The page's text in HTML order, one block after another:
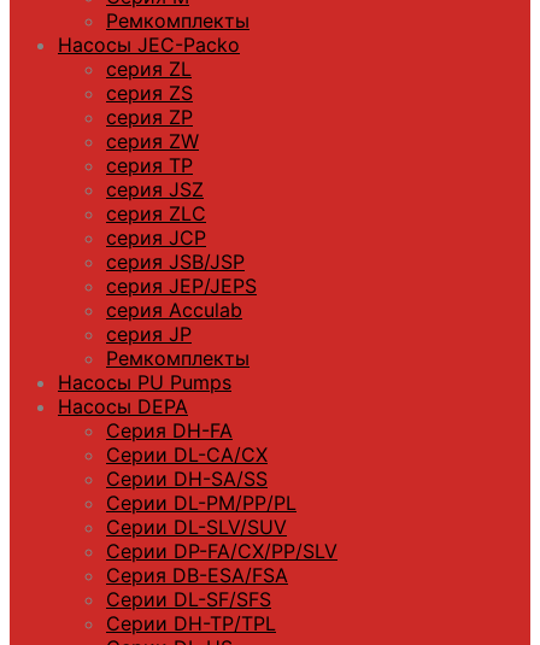
Ремкомплекты
Насосы JEC-Packo
серия ZL
серия ZS
серия ZP
серия ZW
серия TP
серия JSZ
серия ZLC
серия JCP
серия JSB/JSP
серия JEP/JEPS
серия Acculab
серия JP
Ремкомплекты
Насосы PU Pumps
Насосы DEPA
Серия DH-FA
Серии DL-CA/CX
Серии DH-SA/SS
Серии DL-PM/РР/PL
Серии DL-SLV/SUV
Серии DP-FA/CX/PP/SLV
Серия DB-ЕSA/FSA
Серии DL-SF/SFS
Серии DН-ТP/ТPL